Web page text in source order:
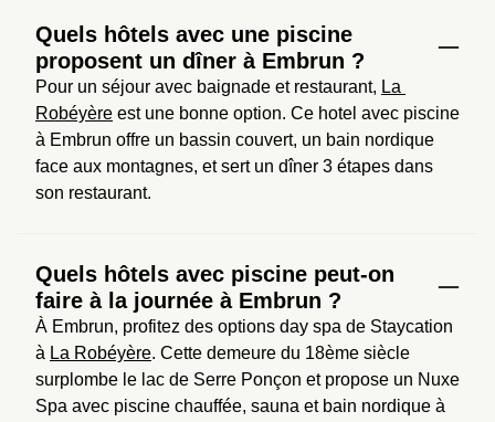
Quels hôtels avec une piscine
proposent un dîner à Embrun ?
Pour un séjour avec baignade et restaurant, La
Robéyère est une bonne option. Ce hotel avec piscine
à Embrun offre un bassin couvert, un bain nordique
face aux montagnes, et sert un dîner 3 étapes dans
son restaurant.
Quels hôtels avec piscine peut-on
faire à la journée à Embrun ?
À Embrun, profitez des options day spa de Staycation
à La Robéyère. Cette demeure du 18ème siècle
surplombe le lac de Serre Ponçon et propose un Nuxe
Spa avec piscine chauffée, sauna et bain nordique à